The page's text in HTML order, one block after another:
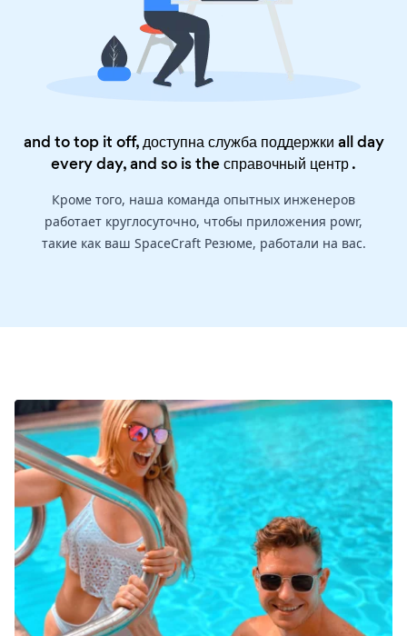
and to top it off, доступна служба поддержки all day
every day, and so is theсправочный центр.
Кроме того, наша команда опытных инженеров
работает круглосуточно, чтобы приложения powr,
такие как ваш SpaceCraft Резюме, работали на вас.